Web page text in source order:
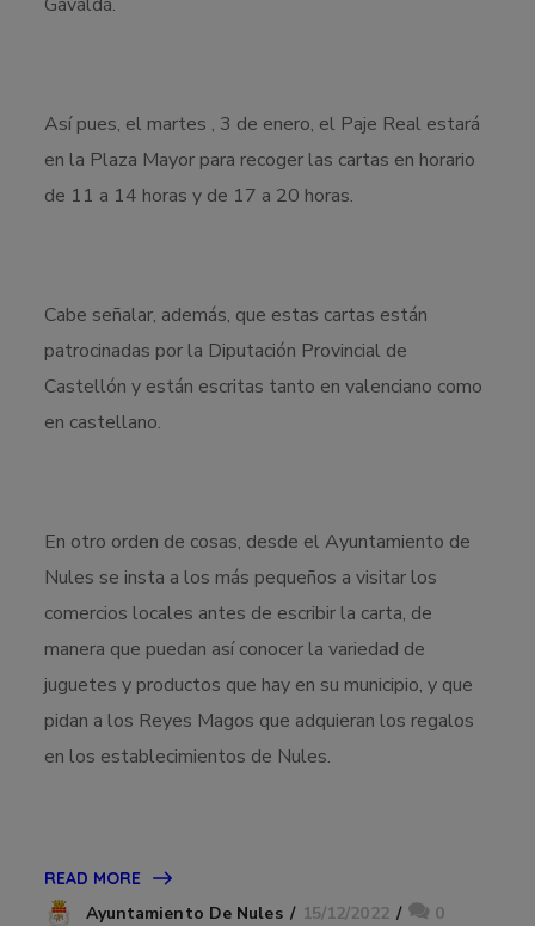
Así pues, el martes , 3 de enero, el Paje Real estará
en la Plaza Mayor para recoger las cartas en horario
de 11 a 14 horas y de 17 a 20 horas.
Cabe señalar, además, que estas cartas están
patrocinadas por la Diputación Provincial de
Castellón y están escritas tanto en valenciano como
en castellano.
En otro orden de cosas, desde el Ayuntamiento de
Nules se insta a los más pequeños a visitar los
comercios locales antes de escribir la carta, de
manera que puedan así conocer la variedad de
juguetes y productos que hay en su municipio, y que
pidan a los Reyes Magos que adquieran los regalos
en los establecimientos de Nules.
READ MORE
Ayuntamiento De Nules 15/12/2022 0